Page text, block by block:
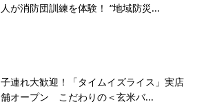
人が消防団訓練を体験！ “地域防災...
子連れ大歓迎！「タイムイズライス」実店
舗オープン こだわりの＜玄米バ...